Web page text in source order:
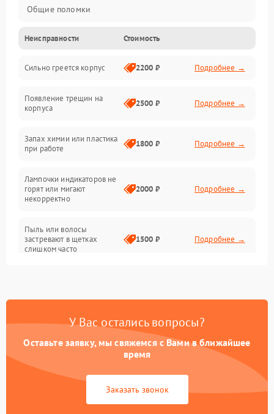
Общие поломки
Неисправность датчиков
Неисправность программного обеспечения
Проблемы с сигналом
Батарея
Программные сбои
Неисправности Стоимость
Сильно греется корпус 2200 ₽ Подробнее →
Появление трещин на
корпуса
2500 ₽ Подробнее →
Запах химии или пластика
при работе
1800 ₽ Подробнее →
Лампочки индикаторов не
горят или мигают
некорректно
2000 ₽ Подробнее →
Пыль или волосы
застревают в щетках
слишком часто
1500 ₽ Подробнее →
У Вас остались вопросы?
Оставьте заявку, мы свяжемся с Вами в ближайшее
время
Заказать звонок